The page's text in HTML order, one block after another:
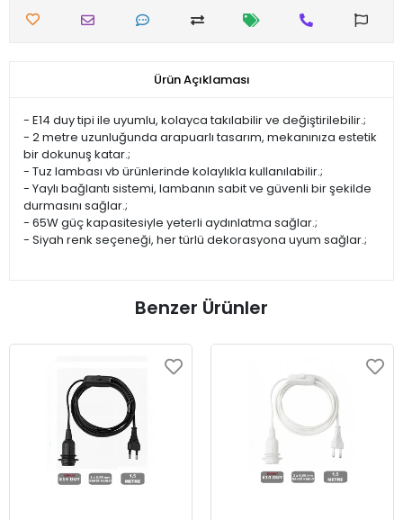
Ürün Açıklaması
- E14 duy tipi ile uyumlu, kolayca takılabilir ve değiştirilebilir.;
- 2 metre uzunluğunda arapuarlı tasarım, mekanınıza estetik
bir dokunuş katar.;
- Tuz lambası vb ürünlerinde kolaylıkla kullanılabilir.;
- Yaylı bağlantı sistemi, lambanın sabit ve güvenli bir şekilde
durmasını sağlar.;
- 65W güç kapasitesiyle yeterli aydınlatma sağlar.;
- Siyah renk seçeneği, her türlü dekorasyona uyum sağlar.;
Benzer Ürünler